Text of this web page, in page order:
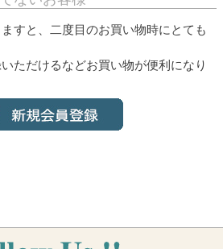
すと、二度目のお買い物時にとても
ただけるなどお買い物が便利になり